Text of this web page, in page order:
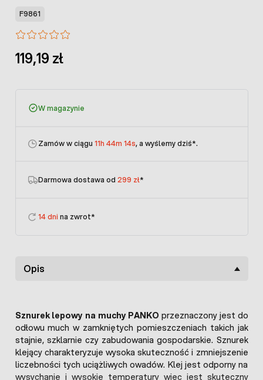
F9861
119,19 zł
W magazynie
Zamów w ciągu 11h 44m 14s, a wyślemy dziś*.
Darmowa dostawa od 299 zł*
14 dni na zwrot*
Opis
Sznurek lepowy na muchy PANKO przeznaczony jest do
odłowu much w zamkniętych pomieszczeniach takich jak
stajnie, szklarnie czy zabudowania gospodarskie. Sznurek
klejący charakteryzuje wysoka skuteczność i zmniejszenie
liczebności tych uciążliwych owadów. Klej jest odporny na
wysychanie i wysokie temperatury więc jest skuteczny